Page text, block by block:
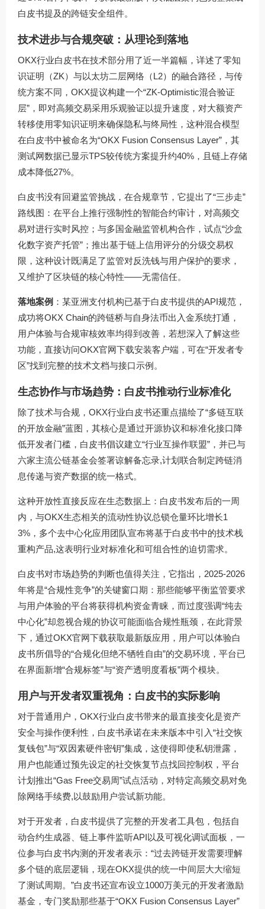
白皮书提及的跨链安全组件。
技术进步与合规突破：从理论到落地
OKX行业白皮书在技术部分用了近一半篇幅，详述了零知
识证明（ZK）与以太坊二层网络（L2）的融合路径，与传
统方案不同，OKX提议构建一个“ZK-Optimistic混合验证
层”，即对高频交易采用乐观验证以提升速度，对大额资产
转移使用零知识证明来确保隐私与终局性，这种混合模型
在白皮书中被命名为“OKX Fusion Consensus Layer”，其
测试网数据已显示TPS较传统方案提升约40%，且链上存储
成本降低27%。
白皮书没有回避监管挑战，在合规章节，它提出了“三步走”
路线图：在平台上推行强制性的智能合约审计，对高频交
易对进行实时风控；与多国金融监管机构合作，试点“沙盒
化数字资产托管”；推出基于链上信用评分的分级交易权
限，这种设计既满足了监管对反洗钱与用户保护的要求，
又维护了区块链的核心特性——无需信任。
落地案例 ：某亚洲支付机构已基于白皮书提供的API规范，
成功将OKX Chain的跨链桥与自身法币出入金系统打通，
用户体验与合规审核效率均得到改善，若想深入了解这些
功能，直接访问OKX官网下载安装客户端，可在“开发者专
区”找到完整的技术文档与接口示例。
生态协作与市场趋势：白皮书推动行业标准化
除了技术与合规，OKX行业白皮书还重点描绘了“多链互联
的开放金融”蓝图，其核心是通过开源协议和标准化接口降
低开发者门槛，白皮书倡议建立“行业互操作联盟”，并已与
六家主流公链基金会签署谅解备忘录,计划联合制定跨链消
息传递与资产数据的统一格式。
这种开放性直接反应在生态数据上：白皮书发布后的一周
内，与OKX生态相关的流动性协议总锁仓量环比增长1
3%，多个去中心化应用团队宣布将基于白皮书中的技术栈
重构产品,这表明行业对标准化和可组合性的迫切需求。
白皮书对市场趋势的判断也值得关注，它指出，2025-2026
年将是“合规性竞争”的关键窗口期：那些能够平衡监管要求
与用户体验的平台将获得机构资金青睐，而过度强调“纯去
中心化”却忽视合规的协议可能面临合规性瓶颈，在此背景
下，通过OKX官网下载获取最新版应用，用户可以体验白
皮书所倡导的“合规化但绝不牺牲自由”的交易环境，平台已
在界面新增“合规标签”与“资产透明度看板”两个模块。
用户与开发者双重视角：白皮书的实际影响
对于普通用户，OKX行业白皮书带来的最直接变化是资产
安全与操作便利性，白皮书承诺在未来版本中引入“社交恢
复钱包”与“双因素硬件密钥”集成，这使得即使私钥泄露，
用户也能通过预先设定的社交恢复节点找回控制权，平台
计划推出“Gas Free交易周”试点活动，对特定高频交易对免
除网络手续费,以鼓励用户尝试新功能。
对于开发者，白皮书提供了完整的开发者工具包，包括自
动合约生成器、链上事件监听API以及可视化调试面板，一
位参与白皮书内测的开发者表示：“过去跨链开发需要理解
多个链的底层逻辑，现在OKX提供的统一中间层大大缩短
了测试周期。”白皮书还宣布设立1000万美元的开发者激励
基金，专门奖励那些基于“OKX Fusion Consensus Layer”